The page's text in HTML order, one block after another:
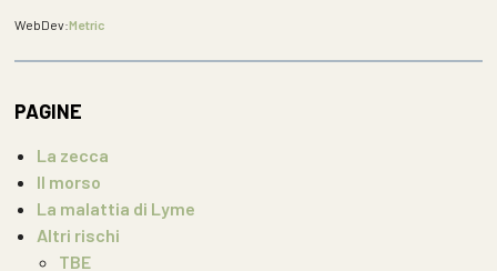
WebDev:Metric
PAGINE
La zecca
Il morso
La malattia di Lyme
Altri rischi
TBE